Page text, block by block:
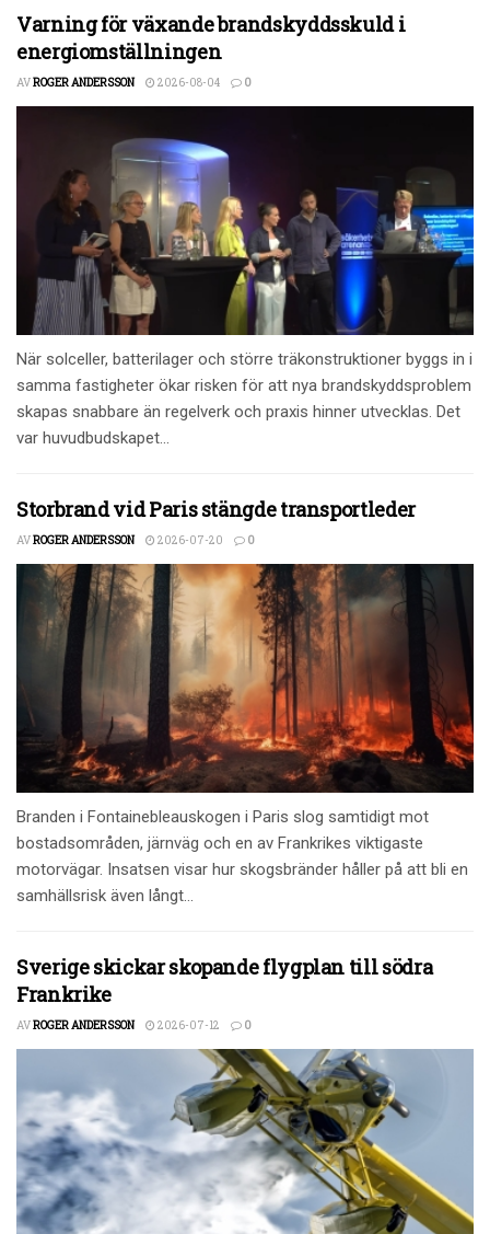
Varning för växande brandskyddsskuld i
energiomställningen
AVROGER ANDERSSON 2026-08-04 0
När solceller, batterilager och större träkonstruktioner byggs in i
samma fastigheter ökar risken för att nya brandskyddsproblem
skapas snabbare än regelverk och praxis hinner utvecklas. Det
var huvudbudskapet...
Storbrand vid Paris stängde transportleder
AVROGER ANDERSSON 2026-07-20 0
Branden i Fontainebleauskogen i Paris slog samtidigt mot
bostadsområden, järnväg och en av Frankrikes viktigaste
motorvägar. Insatsen visar hur skogsbränder håller på att bli en
samhällsrisk även långt...
Sverige skickar skopande flygplan till södra
Frankrike
AVROGER ANDERSSON 2026-07-12 0